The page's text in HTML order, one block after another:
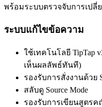
พร้อมระบบตรวจจับการเป
ระบบแก้ไขข้อความ
ใช้เทคโนโลยี TipTap
เห็นผลลัพธ์ทันที)
รองรับการสั่งงานด้วย
สลับดู Source Mode
รองรับการเขียนสูตร